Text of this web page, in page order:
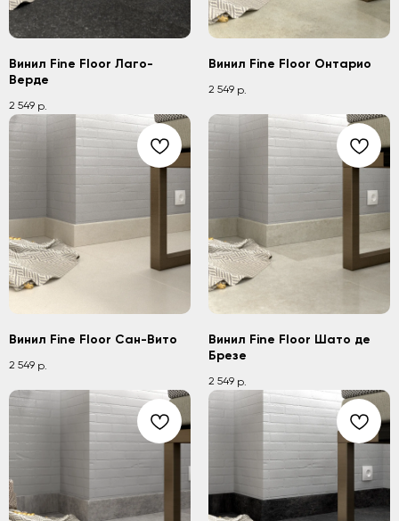
Винил Fine Floor Лаго-
Верде
2 549 р.
Винил Fine Floor Онтарио
2 549 р.
Винил Fine Floor Сан-Вито
2 549 р.
Винил Fine Floor Шато де
Брезе
2 549 р.